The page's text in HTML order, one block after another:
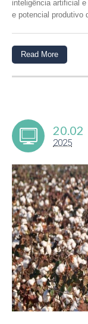
inteligência artificial
e potencial produtivo
Read More
20.02
2025